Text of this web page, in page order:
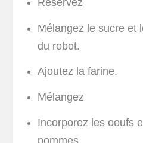
Réservez
Mélangez le sucre et
du robot.
Ajoutez la farine.
Mélangez
Incorporez les oeufs
pommes.